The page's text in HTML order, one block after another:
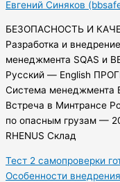
Евгений Синяков
БЕЗОПАСНОСТЬ И
Разработка и
менеджмента SQAS и
Русский — English
Система
Встреча в Минтрансе
по опасным грузам —
RHENUS Склад
Тест 2 самопроверки
Особенности